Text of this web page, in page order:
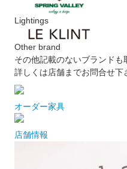
Lightings
Other brand
その他記載のないブランドも
詳しくは店舗までお問合せ下
オーダー家具
店舗情報